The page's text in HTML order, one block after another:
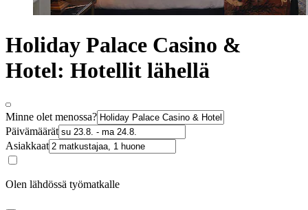
Holiday Palace Casino &
Hotel: Hotellit lähellä
Minne olet menossa?
Päivämäärät
Asiakkaat
Olen lähdössä työmatkalle